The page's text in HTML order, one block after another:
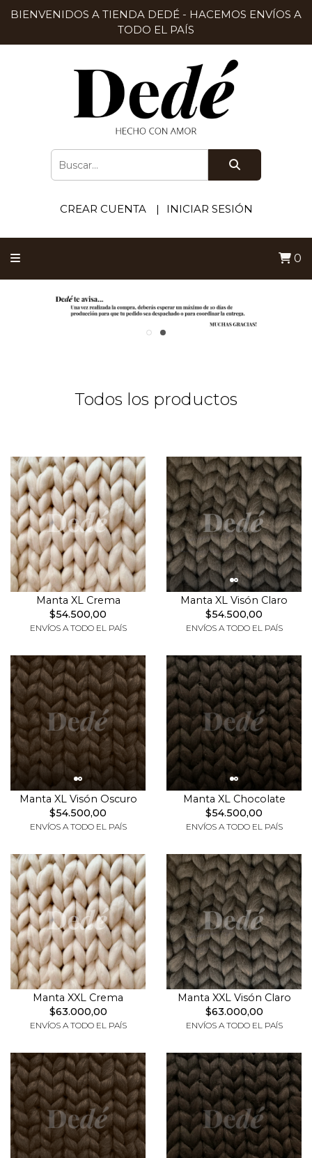
BIENVENIDOS A TIENDA DEDÉ - HACEMOS ENVÍOS A
TODO EL PAÍS
CREAR CUENTA INICIAR SESIÓN
0
Todos los productos
Manta XL Crema
$54.500,00
ENVÍOS A TODO EL PAÍS
Manta XL Visón Claro
$54.500,00
ENVÍOS A TODO EL PAÍS
Manta XL Visón Oscuro
$54.500,00
ENVÍOS A TODO EL PAÍS
Manta XL Chocolate
$54.500,00
ENVÍOS A TODO EL PAÍS
Manta XXL Crema
$63.000,00
ENVÍOS A TODO EL PAÍS
Manta XXL Visón Claro
$63.000,00
ENVÍOS A TODO EL PAÍS